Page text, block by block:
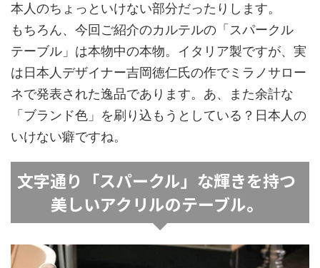
本人のちょっといけない部分だったりします。
もちろん、今回ご紹介のカルテルの「スパークル
テーブル」は本物中の本物。イタリア製ですが、実
は日本人デザイナー吉岡徳仁氏の作でミラノサロー
ネで発表された逸品であります。あ、また余計な
「ブランド色」を刷り込もうとしている？日本人の
いけない癖ですね。
文字通り「スパークル」な輝きを持つ
美しいアクリルのテーブル。